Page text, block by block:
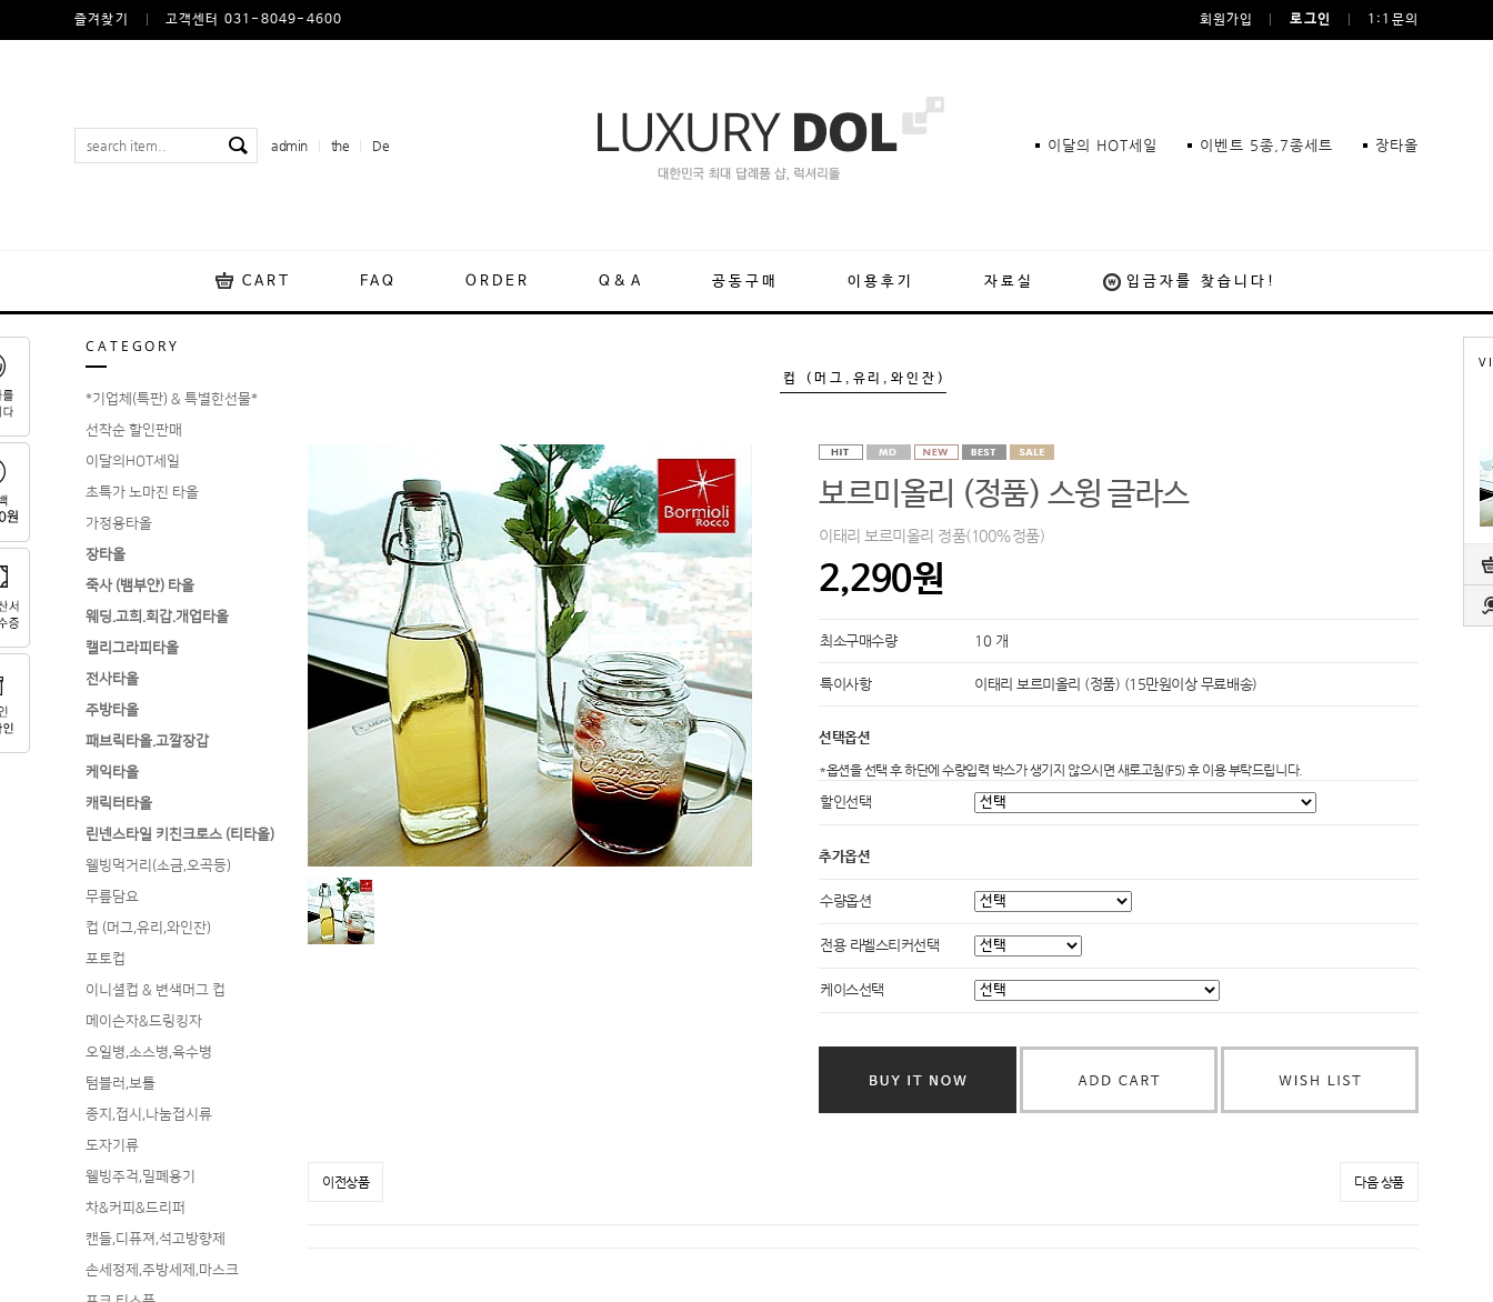
즐겨찾기 고객센터 031-8049-4600 회원가입 로그인 1:1문의
이달의 HOT세일 이벤트 5종,7종세트 장타올
admin the De
CART FAQ ORDER Q&A 공동구매 이용후기 자료실 입금자를 찾습니다!
CATEGORY
*기업체(특판) & 특별한선물*
선착순 할인판매
이달의HOT세일
초특가 노마진 타올
가정용타올
장타올
죽사 (뱀부얀) 타올
웨딩.고희.회갑.개업타올
캘리그라피타올
전사타올
주방타올
패브릭타올.고깔장갑
케익타올
캐릭터타올
린넨스타일 키친크로스 (티타올)
웰빙먹거리(소금,오곡등)
무릎담요
컵 (머그,유리,와인잔)
포토컵
이니셜컵 & 변색머그 컵
메이슨자&드링킹자
오일병,소스병,육수병
텀블러,보틀
종지,접시,나눔접시류
도자기류
웰빙주걱,밀폐용기
차&커피&드리퍼
캔들,디퓨져,석고방향제
손세정제,주방세제,마스크
컵 (머그,유리,와인잔)
보르미올리 (정품) 스윙 글라스
이태리 보르미올리 정품(100%정품)
2,290원
최소구매수량 10 개
특이사항 이태리 보르미올리 (정품) (15만원이상 무료배송)
선택옵션
*옵션을 선택 후 하단에 수량입력 박스가 생기지 않으시면 새로고침(F5) 후 이용 부탁드립니다.
할인선택
추가옵션
수량옵션
전용 라벨스티커선택
케이스선택
이전상품 다음 상품